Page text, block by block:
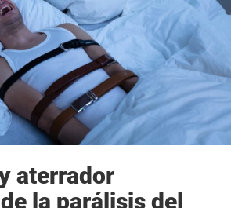
aterrador
la parálisis del